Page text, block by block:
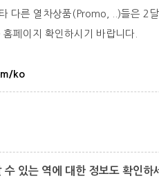
다른 열차상품(Promo, ..)들은 2
페이지 확인하시기 바랍니다.
ko
있는 역에 대한 정보도 확인하